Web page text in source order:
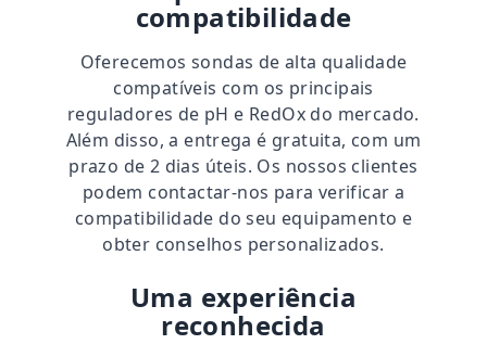
compatibilidade
Oferecemos sondas de alta qualidade
compatíveis com os principais
reguladores de pH e RedOx do mercado.
Além disso, a entrega é gratuita, com um
prazo de 2 dias úteis. Os nossos clientes
podem contactar-nos para verificar a
compatibilidade do seu equipamento e
obter conselhos personalizados.
Uma experiência
reconhecida